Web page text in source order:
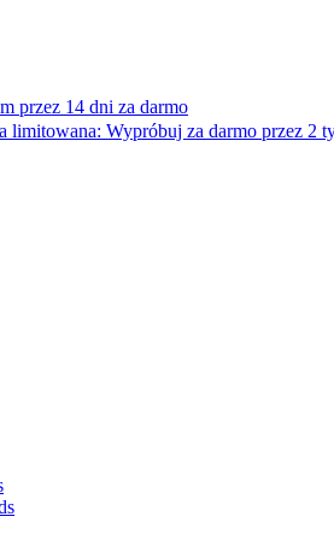
przez 14 dni za darmo
limitowana: Wypróbuj za darmo przez 2